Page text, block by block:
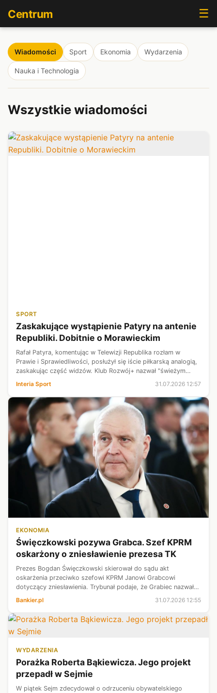
Centrum ☰
Wiadomości Sport Ekonomia Wydarzenia
Nauka i Technologia
Wszystkie wiadomości
SPORT
Zaskakujące wystąpienie Patyry na antenie
Republiki. Dobitnie o Morawieckim
Rafał Patyra, komentując w Telewizji Republika rozłam w
Prawie i Sprawiedliwości, posłużył się iście piłkarską analogią,
zaskakując część widzów. Klub Rozwój+ nazwał "świeżym
określił "kapitanem"....
Interia Sport 31.07.2026 12:57
EKONOMIA
Święczkowski pozywa Grabca. Szef KPRM
oskarżony o zniesławienie prezesa TK
Prezes Bogdan Święczkowski skierował do sądu akt
oskarżenia przeciwko szefowi KPRM Janowi Grabcowi
dotyczący zniesławienia. Trybunał podaje, że Grabiec nazwał
wycofania się z pomówień – podtrzyma...
Bankier.pl 31.07.2026 12:55
WYDARZENIA
Porażka Roberta Bąkiewicza. Jego projekt
przepadł w Sejmie
W piątek Sejm zdecydował o odrzuceniu obywatelskiego